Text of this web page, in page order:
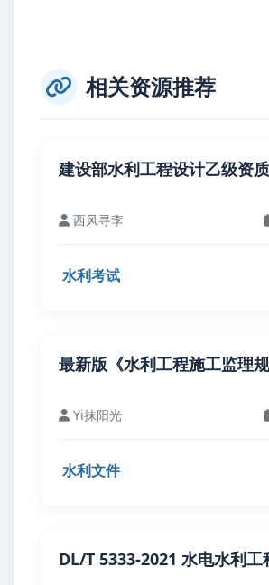
相关资源推荐
建设部水利工程设计乙级资
西风寻李
水利考试
最新版《水利工程施工监理
Yi抹阳光
水利文件
DL/T 5333-2021 水电水利工